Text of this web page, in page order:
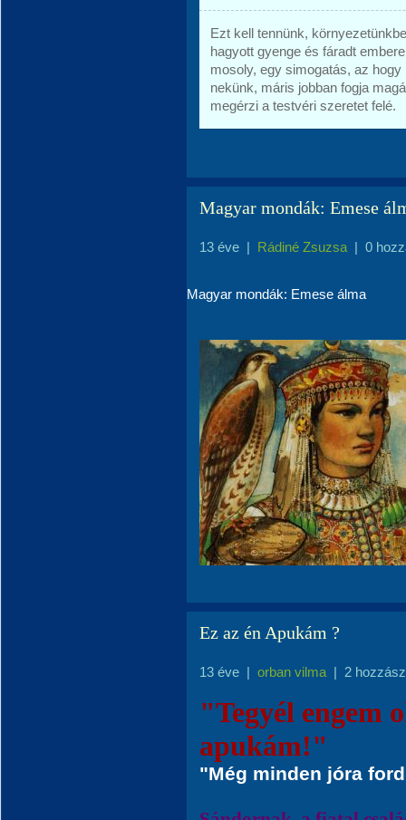
Ezt kell tennünk,
hagyott gyenge és fáradt
mosoly, egy simogatás, az
nekünk, máris jobban fogja
megérzi a testvéri szeretet felé.
Magyar mondák: Emese
13 éve | Rádiné Zsuzsa | 0
Magyar mondák: Emese álma
Ez az én Apukám ?
13 éve | orban vilma | 2
"Tegyél engem
apukám!"
"Még minden jóra